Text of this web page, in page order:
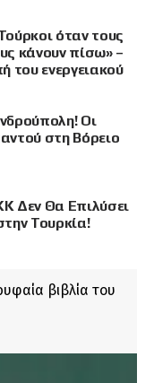
όταν τους
κάνουν πίσω» –
του ενεργειακού
Οι
στη Βόρειο
Δεν Θα Επιλύσει
Τουρκία!
βιβλία του